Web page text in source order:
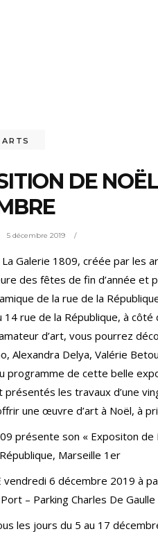
ARTS
DE
5 décembre 2019
La Galerie 1809, créée par les
des fêtes de fin d’année
de la rue de la
14 rue de la République, à
d’art, vous pourrez
Alexandra Delya, Valérie
programme de cette belle
les travaux d’une
une œuvre d’art à Noël, à
présente son « Expositon de
Marseille 1er
vendredi 6 décembre 2019 à
– Parking Charles De
les jours du 5 au 17